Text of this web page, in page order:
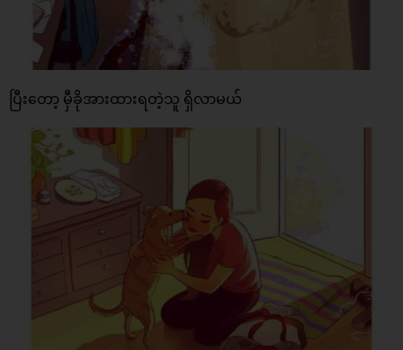
ပြီးတော့ မှီခိုအားထားရတဲ့သူ ရှိလာမယ်